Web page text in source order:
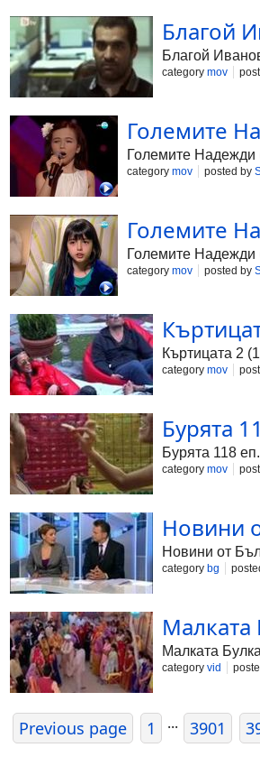
Благой
Благой
category mov
Големите
Големите Надежди
category mov posted by
Големите
Големите Надежди
category mov posted by
Къртицата 2
category mov
Бурята
Бурята 118
category mov
Новини
Новини от
category bg
Малката
Малката
category vid
Previous page 1 ... 3901